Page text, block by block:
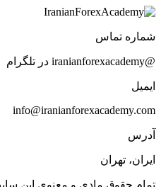
شماره تماس
@iranianforexacademy در تلگرام
ایمیل
info@iranianforexacademy.com
آدرس
ایران، تهران
تمام حقوق مادی و معنوی این